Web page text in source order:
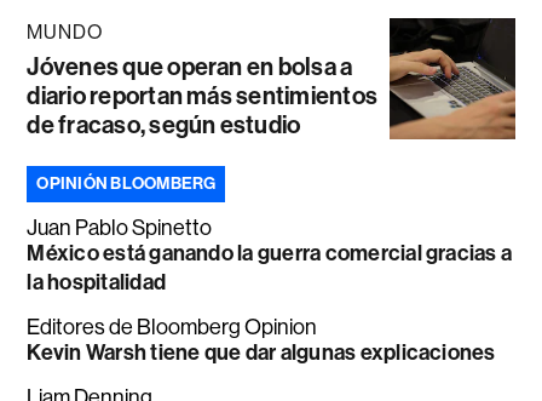
MUNDO
Jóvenes que operan en bolsa a
diario reportan más sentimientos
de fracaso, según estudio
OPINIÓN BLOOMBERG
Juan Pablo Spinetto
México está ganando la guerra comercial gracias a
la hospitalidad
Editores de Bloomberg Opinion
Kevin Warsh tiene que dar algunas explicaciones